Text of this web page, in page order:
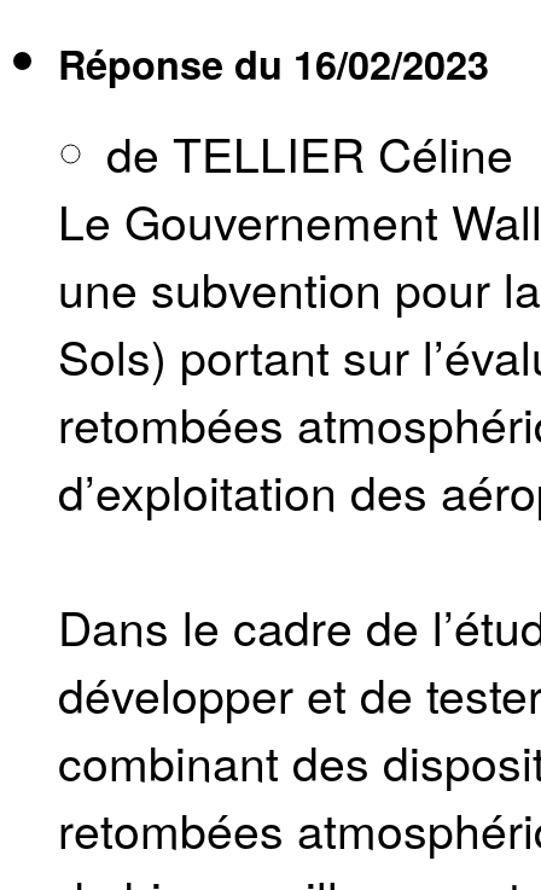
Réponse du 16/02/2023
de TELLIER Céline
Le Gouvernement
une subvention pour
Sols) portant sur
retombées
d’exploitation des
Dans le cadre de
développer et de
combinant des
retombées